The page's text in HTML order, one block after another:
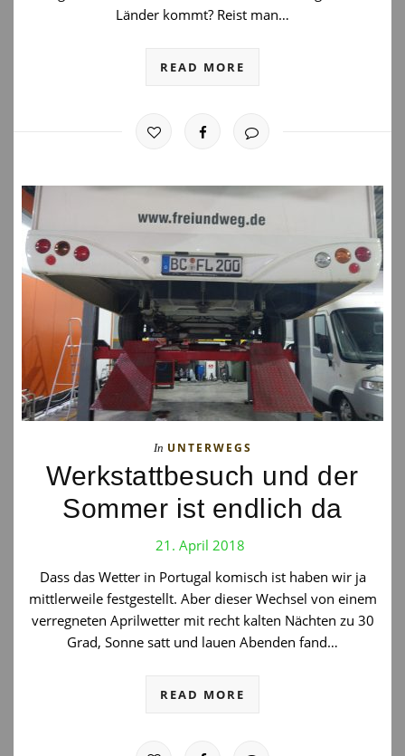
Länder kommt? Reist man…
READ MORE
In UNTERWEGS
Werkstattbesuch und der
Sommer ist endlich da
21. April 2018
Dass das Wetter in Portugal komisch ist haben wir ja
mittlerweile festgestellt. Aber dieser Wechsel von einem
verregneten Aprilwetter mit recht kalten Nächten zu 30
Grad, Sonne satt und lauen Abenden fand…
READ MORE